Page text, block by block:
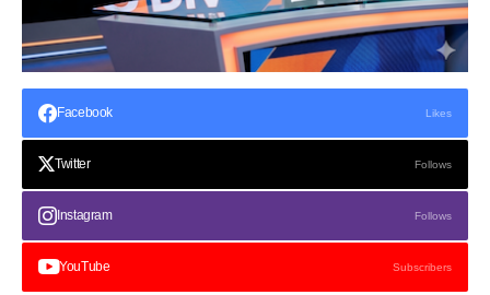
Facebook Likes
Twitter Follows
Instagram Follows
YouTube Subscribers